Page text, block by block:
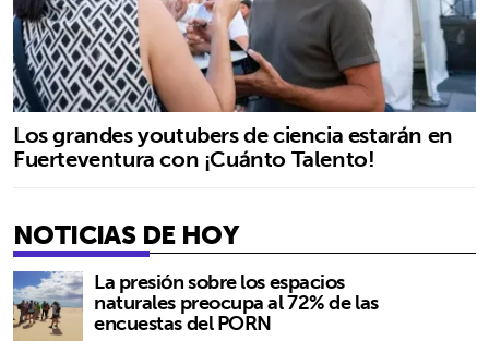
Los grandes youtubers de ciencia estarán en
Fuerteventura con ¡Cuánto Talento!
NOTICIAS DE HOY
La presión sobre los espacios
naturales preocupa al 72% de las
encuestas del PORN